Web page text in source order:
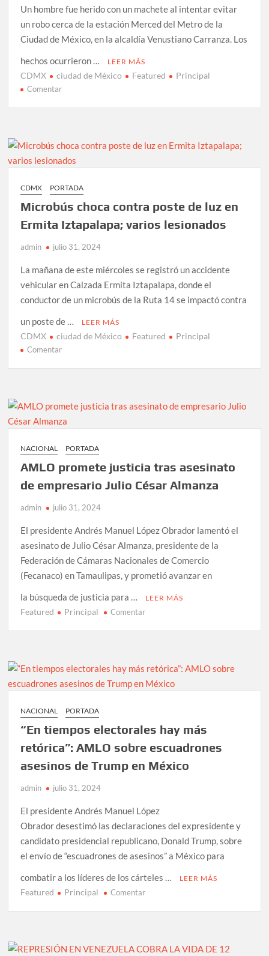
de
Jalisco
Un hombre fue herido con un machete al intentar evitar
un robo cerca de la estación Merced del Metro de la
Ciudad de México, en la alcaldía Venustiano Carranza. Los
hechos ocurrieron …
LEER MÁS
CDMX ciudad de México Featured Principal
Comentaren
a
por
impedir
robo
en
Merced
CDMX PORTADA
Microbús choca contra poste de luz en
Ermita Iztapalapa; varios lesionados
admin julio 31, 2024
La mañana de este miércoles se registró un accidente
vehicular en Calzada Ermita Iztapalapa, donde el
conductor de un microbús de la Ruta 14 se impactó contra
un poste de …
LEER MÁS
CDMX ciudad de México Featured Principal
Comentaren
poste
luz
Ermita
Iztapalapa;
NACIONAL PORTADA
AMLO promete justicia tras asesinato
de empresario Julio César Almanza
admin julio 31, 2024
El presidente Andrés Manuel López Obrador lamentó el
asesinato de Julio César Almanza, presidente de la
Federación de Cámaras Nacionales de Comercio
(Fecanaco) en Tamaulipas, y prometió avanzar en
la búsqueda de justicia para …
LEER MÁS
Featured Principal Comentaren
tras
de
César
NACIONAL PORTADA
“En tiempos electorales hay más
retórica”: AMLO sobre escuadrones
asesinos de Trump en México
admin julio 31, 2024
El presidente Andrés Manuel López
Obrador desestimó las declaraciones del expresidente y
candidato presidencial republicano, Donald Trump, sobre
el envío de “escuadrones de asesinos” a México para
combatir a los líderes de los cárteles …
LEER MÁS
Featured Principal Comentaren
hay